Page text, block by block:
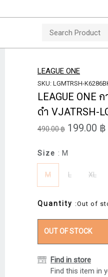
LEAGUE ONE
SKU: LGMTRSH-
LEAGUE ONE
ดำ VJATRSH-
490.00 ฿ 199.00 ฿
Size : M
M L XL
Quantity :Out of
OUT OF STOCK
Find in store
Find this item in